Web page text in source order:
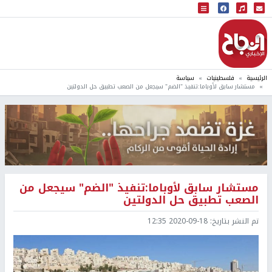
البث المباشر
إذاعة النجاح
الرئيسية فلسطينيات سياسة
مستشار سابق لأوباما:تنفيذ "الضم" سيجعل من الصعب تطبيق حل الدولتين
مستشار سابق لأوباما:تنفيذ "الضم" سيجعل من
الصعب تطبيق حل الدولتين
تم النشر بتاريخ: 2020-09-18 12:35